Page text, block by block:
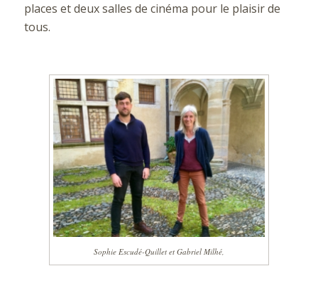
places et deux salles de cinéma pour le plaisir de
tous.
Sophie Escudé-Quillet et Gabriel Milhé,